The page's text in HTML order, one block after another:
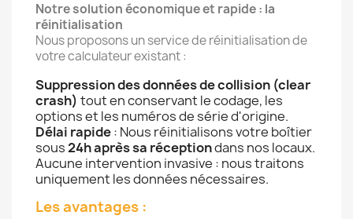
Notre solution économique et rapide : la
réinitialisation
Nous proposons un service de réinitialisation de
votre calculateur existant :
Suppression des données de collision (clear
crash) tout en conservant le codage, les
options et les numéros de série d'origine.
Délai rapide: Nous réinitialisons votre boîtier
sous24h après sa réceptiondans nos locaux.
Aucune intervention invasive : nous traitons
uniquement les données nécessaires.
Les avantages :